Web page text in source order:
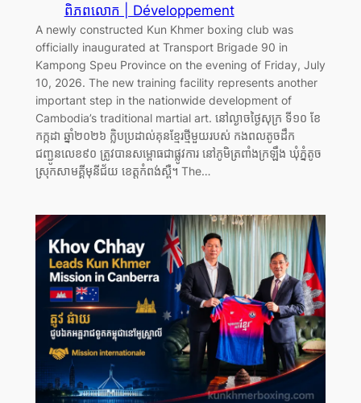
ពិភពលោក | Développement
A newly constructed Kun Khmer boxing club was
officially inaugurated at Transport Brigade 90 in
Kampong Speu Province on the evening of Friday, July
10, 2026. The new training facility represents another
important step in the nationwide development of
Cambodia’s traditional martial art. នៅល្ងាចថ្ងៃសុក្រ ទី១០ ខែ
កក្កដា ឆ្នាំ២០២៦ ក្លិបប្រដាល់គុនខ្មែរថ្មីមួយរបស់ កងពលតូចដឹក
ជញ្ជូនលេខ៩០ ត្រូវបានសម្ពោធជាផ្លូវការ នៅភូមិត្រពាំងក្រឡឹង ឃុំភ្នំតូច
ស្រុកសាមគ្គីមុនីជ័យ ខេត្តកំពង់ស្ពឺ។ The…